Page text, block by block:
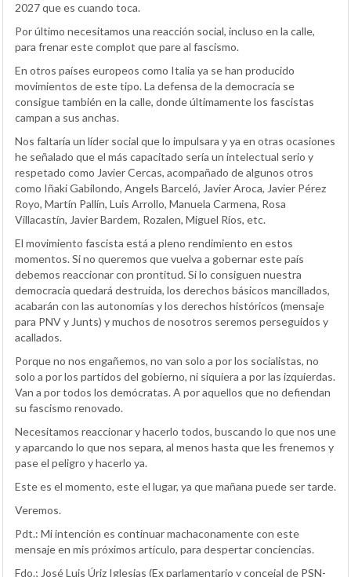
2027 que es cuando toca.
Por último necesitamos una reacción social, incluso en la calle,
para frenar este complot que pare al fascismo.
En otros países europeos como Italia ya se han producido
movimientos de este tipo. La defensa de la democracia se
consigue también en la calle, donde últimamente los fascistas
campan a sus anchas.
Nos faltaría un líder social que lo impulsara y ya en otras ocasiones
he señalado que el más capacitado sería un intelectual serio y
respetado como Javier Cercas, acompañado de algunos otros
como Iñaki Gabilondo, Angels Barceló, Javier Aroca, Javier Pérez
Royo, Martín Pallín, Luis Arrollo, Manuela Carmena, Rosa
Villacastín, Javier Bardem, Rozalen, Miguel Ríos, etc.
El movimiento fascista está a pleno rendimiento en estos
momentos. Si no queremos que vuelva a gobernar este país
debemos reaccionar con prontitud. Si lo consiguen nuestra
democracia quedará destruida, los derechos básicos mancillados,
acabarán con las autonomías y los derechos históricos (mensaje
para PNV y Junts) y muchos de nosotros seremos perseguidos y
acallados.
Porque no nos engañemos, no van solo a por los socialistas, no
solo a por los partidos del gobierno, ni siquiera a por las izquierdas.
Van a por todos los demócratas. A por aquellos que no defiendan
su fascismo renovado.
Necesitamos reaccionar y hacerlo todos, buscando lo que nos une
y aparcando lo que nos separa, al menos hasta que les frenemos y
pase el peligro y hacerlo ya.
Este es el momento, este el lugar, ya que mañana puede ser tarde.
Veremos.
Pdt.: Mi intención es continuar machaconamente con este
mensaje en mis próximos artículo, para despertar conciencias.
Fdo.; José Luis Úriz Iglesias (Ex parlamentario y concejal de PSN-